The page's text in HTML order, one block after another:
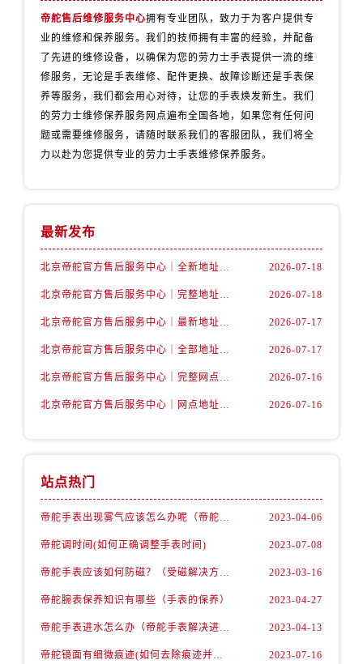
帝舵售后维修服务中心拥有专业团队，致力于为客户提供专
业的维修和保养服务。我们的技师拥有丰富的经验，并配备
了先进的维修设备，以确保为您的劳力士手表提供一流的维
修服务，无论是手表维修、配件更换、故障诊断还是手表保
养等服务，我们都会用心对待，让您的手表焕发新生。我们
的劳力士维修保养服务网点遍布全国各地，如果您有任何问
题或需要维修服务，请随时联系我们的客服团队，我们将全
力以赴为您提供专业的劳力士手表维修保养服务。
最新发布
2026-07-18
2026-07-18
2026-07-17
2026-07-17
2026-07-16
2026-07-16
站点热门
2023-04-06
帝舵调时间(如何正确调整手表时间) 2023-07-08
2023-03-16
帝舵腕表保养知识有哪些（手表的保养） 2023-04-27
2023-04-13
2023-07-16